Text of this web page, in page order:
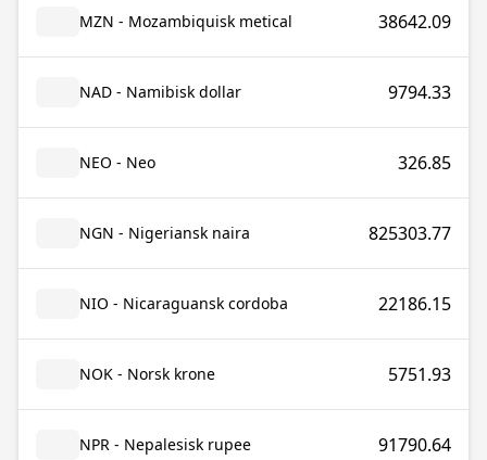
MZN - Mozambiquisk metical 38642.09
NAD - Namibisk dollar 9794.33
NEO - Neo 326.85
NGN - Nigeriansk naira 825303.77
NIO - Nicaraguansk cordoba 22186.15
NOK - Norsk krone 5751.93
NPR - Nepalesisk rupee 91790.64